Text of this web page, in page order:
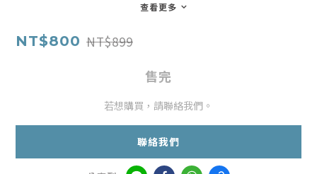
查看更多
NT$800 NT$899
售完
若想購買，請聯絡我們。
聯絡我們